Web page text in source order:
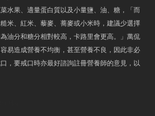
水果、適量蛋白質以及小量鹽、油、糖，「而
米、紅米、藜麥、蕎麥或小米時，建議少選擇
油分和糖分相對較高，卡路里會更高。」萬侃
易造成營養不均衡，甚至營養不良，因此非必
，要戒口時亦最好諮詢註冊營養師的意見，以